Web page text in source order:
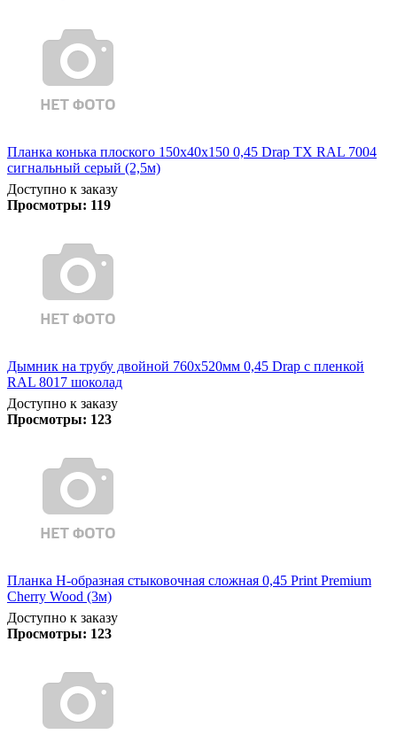
Планка конька плоского 150х40х150 0,45 Drap TX RAL 7004
сигнальный серый (2,5м)
Доступно к заказу
Просмотры: 119
Дымник на трубу двойной 760х520мм 0,45 Drap с пленкой
RAL 8017 шоколад
Доступно к заказу
Просмотры: 123
Планка Н-образная стыковочная сложная 0,45 Print Premium
Cherry Wood (3м)
Доступно к заказу
Просмотры: 123